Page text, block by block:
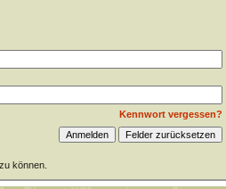
Kennwort vergessen?
können.